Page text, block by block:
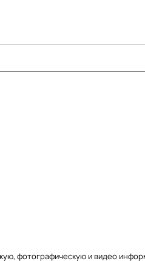
фотографическую и видео